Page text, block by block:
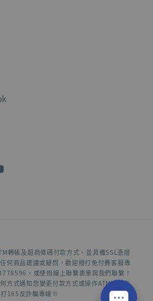
轉帳及超商條碼付款方式，並具備SSL憑證
何商品建議或疑問，歡迎撥打免付費客服專
，或使用線上聯繫表單與我們聯繫！
方式通知您變更付款方式或操作ATM，若有
165反詐騙專線※